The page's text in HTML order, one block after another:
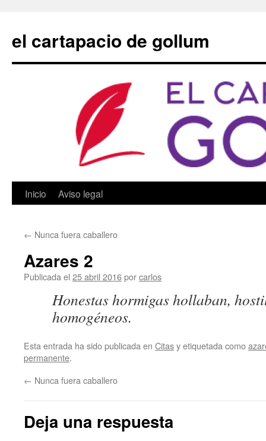
contenido
el cartapacio de gollum
Inicio Aviso legal
← Nunca fuera caballero
Azares 2
Publicada el 25 abril 2016porcarlos
Honestas hormigas hollaban,
homogéneos.
Esta entrada ha sido publicada en Citasy etiquetada como
permanente.
← Nunca fuera caballero
Deja una respuesta